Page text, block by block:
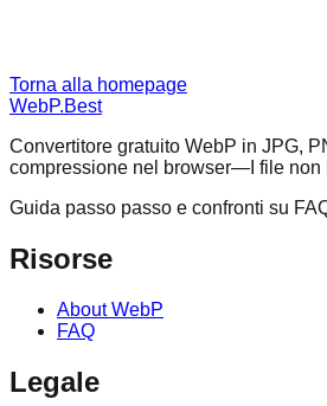
Torna alla homepage
WebP.Best
Convertitore gratuito WebP in JPG,
compressione nel browser—I file non
Guida passo passo e confronti su
Risorse
About WebP
FAQ
Legale